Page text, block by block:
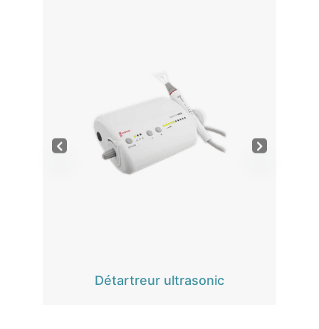
Détartreur ultrasonic